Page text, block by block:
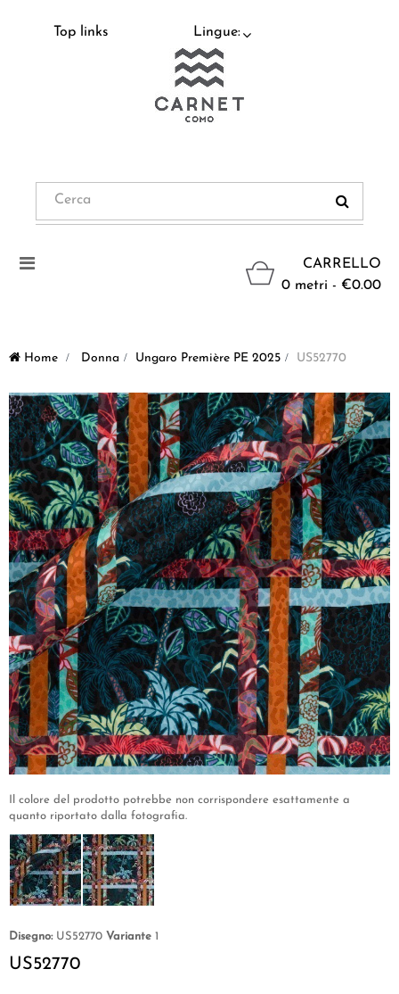
Top links Lingue:
CARRELLO
0 metri - €0.00
Navigazione
Home > Donna > Ungaro Première PE 2025 > US52770
Il colore del prodotto potrebbe non corrispondere esattamente a
quanto riportato dalla fotografia.
Disegno: US52770 Variante 1
US52770